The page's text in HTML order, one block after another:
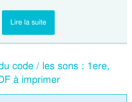
Lire la suite
code / les sons : 1ere,
à imprimer